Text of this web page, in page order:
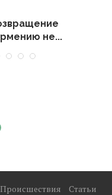
не...
Происшествия Статьи